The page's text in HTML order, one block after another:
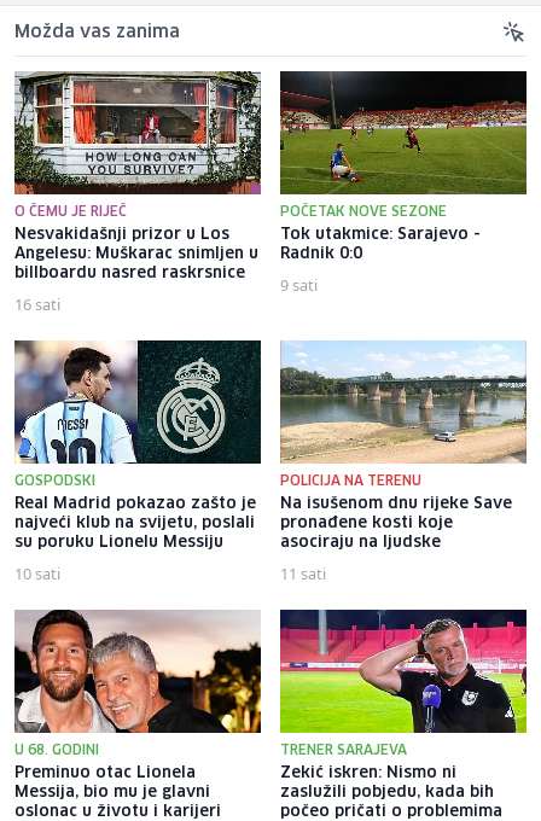
Možda vas zanima
O ČEMU JE RIJEČ
Nesvakidašnji prizor u Los
Angelesu: Muškarac snimljen u
billboardu nasred raskrsnice
16 sati
POČETAK NOVE SEZONE
Tok utakmice: Sarajevo -
Radnik 0:0
9 sati
GOSPODSKI
Real Madrid pokazao zašto je
najveći klub na svijetu, poslali
su poruku Lionelu Messiju
10 sati
POLICIJA NA TERENU
Na isušenom dnu rijeke Save
pronađene kosti koje
asociraju na ljudske
11 sati
U 68. GODINI
Preminuo otac Lionela
Messija, bio mu je glavni
oslonac u životu i karijeri
TRENER SARAJEVA
Zekić iskren: Nismo ni
zaslužili pobjedu, kada bih
počeo pričati o problemima